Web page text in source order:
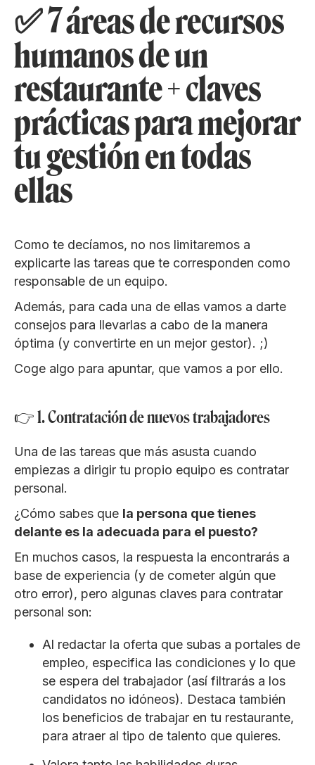
✅ 7 áreas de recursos
humanos de un
restaurante + claves
prácticas para mejorar
tu gestión en todas
ellas
Como te decíamos, no nos limitaremos a
explicarte las tareas que te corresponden como
responsable de un equipo.
Además, para cada una de ellas vamos a darte
consejos para llevarlas a cabo de la manera
óptima (y convertirte en un mejor gestor). ;)
Coge algo para apuntar, que vamos a por ello.
👉 1. Contratación de nuevos trabajadores
Una de las tareas que más asusta cuando
empiezas a dirigir tu propio equipo es contratar
personal.
¿Cómo sabes que la persona que tienes
delante es la adecuada para el puesto?
En muchos casos, la respuesta la encontrarás a
base de experiencia (y de cometer algún que
otro error), pero algunas claves para contratar
personal son:
Al redactar la oferta que subas a portales de
empleo, especifica las condiciones y lo que
se espera del trabajador (así filtrarás a los
candidatos no idóneos). Destaca también
los beneficios de trabajar en tu restaurante,
para atraer al tipo de talento que quieres.